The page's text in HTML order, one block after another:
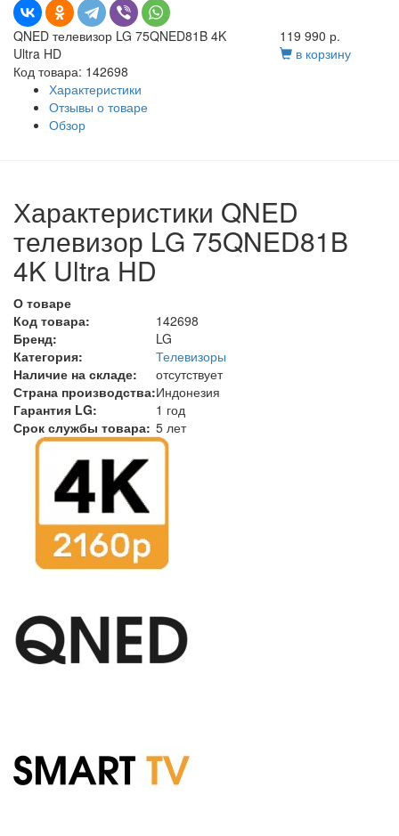
QNED телевизор LG 75QNED81B 4K
Ultra HD
Код товара: 142698
119 990 р.
в корзину
Характеристики
Отзывы о товаре
Обзор
Характеристики QNED
телевизор LG 75QNED81B
4K Ultra HD
О товаре
Код товара:
142698
Бренд:
LG
Категория:
Телевизоры
Наличие на складе:
отсутствует
Страна производства:Индонезия
Гарантия LG:
1 год
Срок службы товара: 5 лет